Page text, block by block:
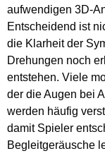
aufwendigen 3D-
Entscheidend ist
die Klarheit der
Drehungen noch
entstehen. Viele
der die Augen bei
werden häufig
damit Spieler
Begleitgeräusche